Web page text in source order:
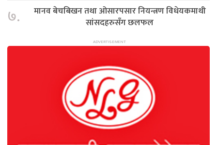
७.
मानव बेचबिखन तथा ओसारपसार नियन्त्रण विधेयकमाथी
सांसदहरुसँग छलफल